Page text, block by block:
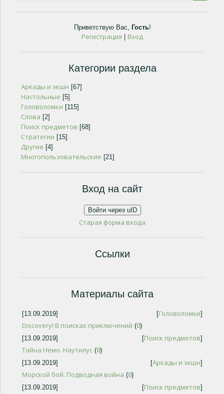
Приветствую Вас, Гость!
Регистрация Вход
Категории раздела
Аркады и экшн [67]
Настольные [5]
Головоломки [115]
Слова [2]
Поиск предметов [68]
Стратегии [15]
Другие [4]
Многопользовательские [21]
Вход на сайт
Войти через uID
Старая форма входа
Ссылки
Материалы сайта
[13.09.2019] [Головоломки]
Discovery! В поисках приключений (0)
[13.09.2019]
[Поиск предметов]
Тайна Немо. Наутилус (0)
[13.09.2019]
[Аркады и экшн]
Морской бой. Подводная война (0)
[13.09.2019]
[Поиск предметов]